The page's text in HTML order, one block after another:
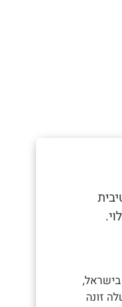
בישראל,
זונה